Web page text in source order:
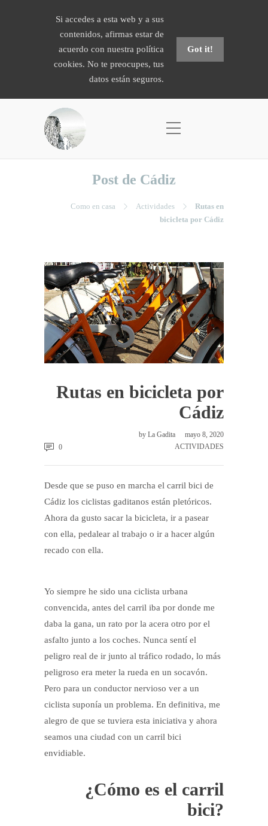
Si accedes a esta web y a sus
contenidos, afirmas estar de
acuerdo con nuestra política
cookies. No te preocupes, tus
datos están seguros.
Got it!
Post de Cádiz
Como en casa Actividades
Rutas en
bicicleta por Cádiz
Rutas en bicicleta por
Cádiz
by La Gadita
mayo 8, 2020
ACTIVIDADES
0
Desde que se puso en marcha el carril bici de
Cádiz los ciclistas gaditanos están pletóricos.
Ahora da gusto sacar la bicicleta, ir a pasear
con ella, pedalear al trabajo o ir a hacer algún
recado con ella.
Yo siempre he sido una ciclista urbana
convencida, antes del carril iba por donde me
daba la gana, un rato por la acera otro por el
asfalto junto a los coches. Nunca sentí el
peligro real de ir junto al tráfico rodado, lo más
peligroso era meter la rueda en un socavón.
Pero para un conductor nervioso ver a un
ciclista suponía un problema. En definitiva, me
alegro de que se tuviera esta iniciativa y ahora
seamos una ciudad con un carril bici
envidiable.
¿Cómo es el carril
bici?